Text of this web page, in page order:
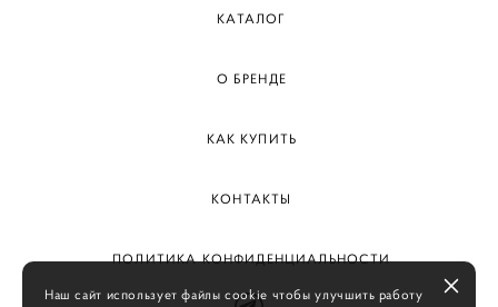
КАТАЛОГ
О БРЕНДЕ
КАК КУПИТЬ
КОНТАКТЫ
ПОЛИТИКА КОНФИДЕНЦИАЛЬНОСТИ
Наш сайт использует файлы cookie чтобы улучшить работу